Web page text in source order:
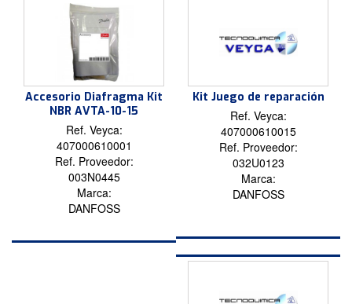
Accesorio Diafragma Kit
NBR AVTA-10-15
Ref. Veyca:
407000610001
Ref. Proveedor:
003N0445
Marca:
DANFOSS
Kit Juego de reparación
Ref. Veyca:
407000610015
Ref. Proveedor:
032U0123
Marca:
DANFOSS